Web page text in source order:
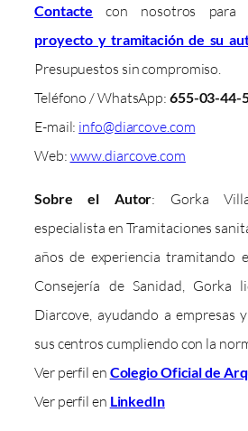
Contacte con nosotros para
proyecto y tramitación de su
Presupuestos sin compromiso.
Teléfono / WhatsApp: 655-03-44-
E-mail: info@diarcove.com
Web: www.diarcove.com
Sobre el Autor: Gorka
especialista en Tramitaciones
años de experiencia tramitando
Consejería de Sanidad, Gorka
Diarcove, ayudando a empresas
sus centros cumpliendo con la
Ver perfil en Colegio Oficial de
Ver perfil en LinkedIn